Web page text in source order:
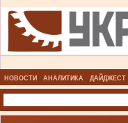
НОВОСТИ АНАЛИТИКА ДАЙДЖЕСТ